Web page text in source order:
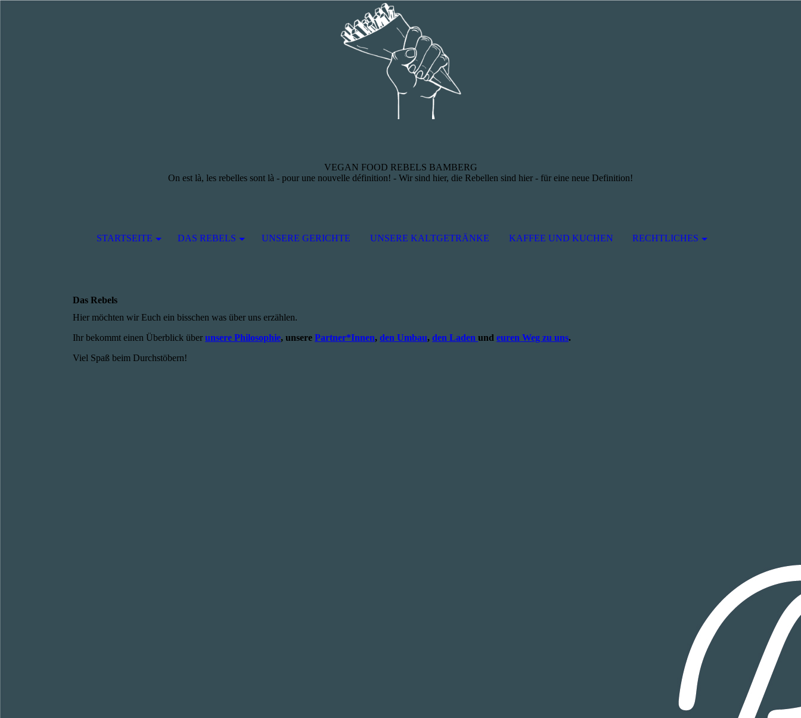
VEGAN FOOD REBELS BAMBERG
On est là, les rebelles sont là - pour une nouvelle définition! - Wir sind hier, die Rebellen sind hier - für eine neue Definition!
STARTSEITE DAS REBELS UNSERE GERICHTE UNSERE KALTGETRÄNKE KAFFEE UND KUCHEN RECHTLICHES
Das Rebels
Hier möchten wir Euch ein bisschen was über uns erzählen.
Ihr bekommt einen Überblick über unsere Philosophie, unsere Partner*Innen, den Umbau, den Laden und euren Weg zu uns.
Viel Spaß beim Durchstöbern!